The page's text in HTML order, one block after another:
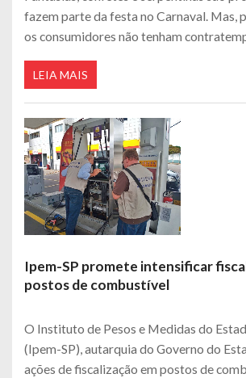
fazem parte da festa no Carnaval. Mas,
os consumidores não tenham
LEIA MAIS
Ipem-SP promete intensificar
postos de combustível
O Instituto de Pesos e Medidas do
(Ipem-SP), autarquia do Governo do
ações de fiscalização em postos de